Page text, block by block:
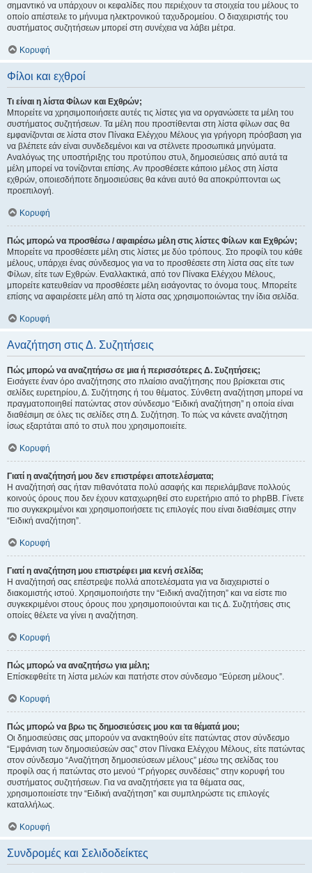
σημαντικό να υπάρχουν οι κεφαλίδες που περιέχουν τα στοιχεία του μέλους το
οποίο απέστειλε το μήνυμα ηλεκτρονικού ταχυδρομείου. Ο διαχειριστής του
συστήματος συζητήσεων μπορεί στη συνέχεια να λάβει μέτρα.
Κορυφή
Φίλοι και εχθροί
Τι είναι η λίστα Φίλων και Εχθρών;
Μπορείτε να χρησιμοποιήσετε αυτές τις λίστες για να οργανώσετε τα μέλη του
συστήματος συζητήσεων. Τα μέλη που προστίθενται στη λίστα φίλων σας θα
εμφανίζονται σε λίστα στον Πίνακα Ελέγχου Μέλους για γρήγορη πρόσβαση για
να βλέπετε εάν είναι συνδεδεμένοι και να στέλνετε προσωπικά μηνύματα.
Αναλόγως της υποστήριξης του προτύπου στυλ, δημοσιεύσεις από αυτά τα
μέλη μπορεί να τονίζονται επίσης. Αν προσθέσετε κάποιο μέλος στη λίστα
εχθρών, οποιεσδήποτε δημοσιεύσεις θα κάνει αυτό θα αποκρύπτονται ως
προεπιλογή.
Κορυφή
Πώς μπορώ να προσθέσω / αφαιρέσω μέλη στις λίστες Φίλων και Εχθρών;
Μπορείτε να προσθέσετε μέλη στις λίστες με δύο τρόπους. Στο προφίλ του κάθε
μέλους, υπάρχει ένας σύνδεσμος για να το προσθέσετε στη λίστα σας είτε των
Φίλων, είτε των Εχθρών. Εναλλακτικά, από τον Πίνακα Ελέγχου Μέλους,
μπορείτε κατευθείαν να προσθέσετε μέλη εισάγοντας το όνομα τους. Μπορείτε
επίσης να αφαιρέσετε μέλη από τη λίστα σας χρησιμοποιώντας την ίδια σελίδα.
Κορυφή
Αναζήτηση στις Δ. Συζητήσεις
Πώς μπορώ να αναζητήσω σε μια ή περισσότερες Δ. Συζητήσεις;
Εισάγετε έναν όρο αναζήτησης στο πλαίσιο αναζήτησης που βρίσκεται στις
σελίδες ευρετηρίου, Δ. Συζήτησης ή του θέματος. Σύνθετη αναζήτηση μπορεί να
πραγματοποιηθεί πατώντας στον σύνδεσμο “Ειδική αναζήτηση” η οποία είναι
διαθέσιμη σε όλες τις σελίδες στη Δ. Συζήτηση. Το πώς να κάνετε αναζήτηση
ίσως εξαρτάται από το στυλ που χρησιμοποιείτε.
Κορυφή
Γιατί η αναζήτησή μου δεν επιστρέφει αποτελέσματα;
Η αναζήτησή σας ήταν πιθανότατα πολύ ασαφής και περιελάμβανε πολλούς
κοινούς όρους που δεν έχουν καταχωρηθεί στο ευρετήριο από το phpBB. Γίνετε
πιο συγκεκριμένοι και χρησιμοποιήσετε τις επιλογές που είναι διαθέσιμες στην
“Ειδική αναζήτηση”.
Κορυφή
Γιατί η αναζήτηση μου επιστρέφει μια κενή σελίδα;
Η αναζήτησή σας επέστρεψε πολλά αποτελέσματα για να διαχειριστεί ο
διακομιστής ιστού. Χρησιμοποιήστε την “Ειδική αναζήτηση” και να είστε πιο
συγκεκριμένοι στους όρους που χρησιμοποιούνται και τις Δ. Συζητήσεις στις
οποίες θέλετε να γίνει η αναζήτηση.
Κορυφή
Πώς μπορώ να αναζητήσω για μέλη;
Επίσκεφθείτε τη λίστα μελών και πατήστε στον σύνδεσμο “Εύρεση μέλους”.
Κορυφή
Πώς μπορώ να βρω τις δημοσιεύσεις μου και τα θέματά μου;
Οι δημοσιεύσεις σας μπορούν να ανακτηθούν είτε πατώντας στον σύνδεσμο
“Εμφάνιση των δημοσιεύσεών σας” στον Πίνακα Ελέγχου Μέλους, είτε πατώντας
στον σύνδεσμο “Αναζήτηση δημοσιεύσεων μέλους” μέσω της σελίδας του
προφίλ σας ή πατώντας στο μενού “Γρήγορες συνδέσεις” στην κορυφή του
συστήματος συζητήσεων. Για να αναζητήσετε για τα θέματα σας,
χρησιμοποιείστε την “Ειδική αναζήτηση” και συμπληρώστε τις επιλογές
καταλλήλως.
Κορυφή
Συνδρομές και Σελιδοδείκτες